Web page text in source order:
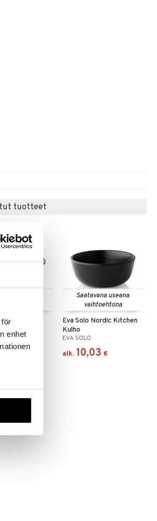
enhet
tuotteet
Noodle
STUDIO
Saatavana useana
vaihtoehtona
Eva Solo Nordic Kitchen
Kulho
EVA SOLO
alk. 10,03 €